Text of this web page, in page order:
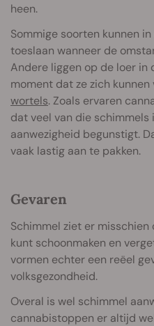
heen.
Sommige soorten kunnen
toeslaan wanneer de
Andere liggen op de loer in
moment dat ze zich
wortels. Zoals ervaren
dat veel van die schimmels
aanwezigheid begunstigt.
vaak lastig aan te pakken.
Gevaren
Schimmel ziet er
kunt schoonmaken en
vormen echter een reëel
volksgezondheid.
Overal is wel schimmel
cannabistoppen er altijd